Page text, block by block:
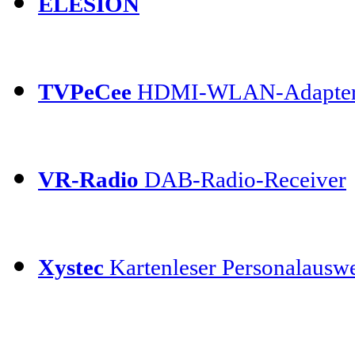
TVPeCee HDMI-WLAN-
VR-Radio DAB-Radio-Receiver
Xystec Kartenleser